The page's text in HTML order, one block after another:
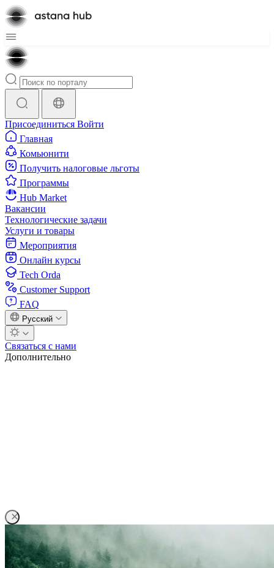
Присоединиться Войти
Главная
Комьюнити
Получить налоговые льготы
Программы
Hub Market
Вакансии
Технологические задачи
Услуги и товары
Мероприятия
Онлайн курсы
Tech Orda
Customer Support
FAQ
Русский
Связаться с нами
Дополнительно